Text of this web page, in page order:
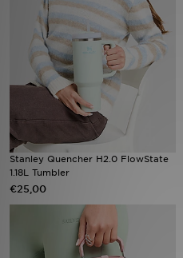
Stanley Quencher H2.0 FlowState
1.18L Tumbler
€25,00
Dames
Kids
Collecties
Voetbal
Sports
Vind een winkel